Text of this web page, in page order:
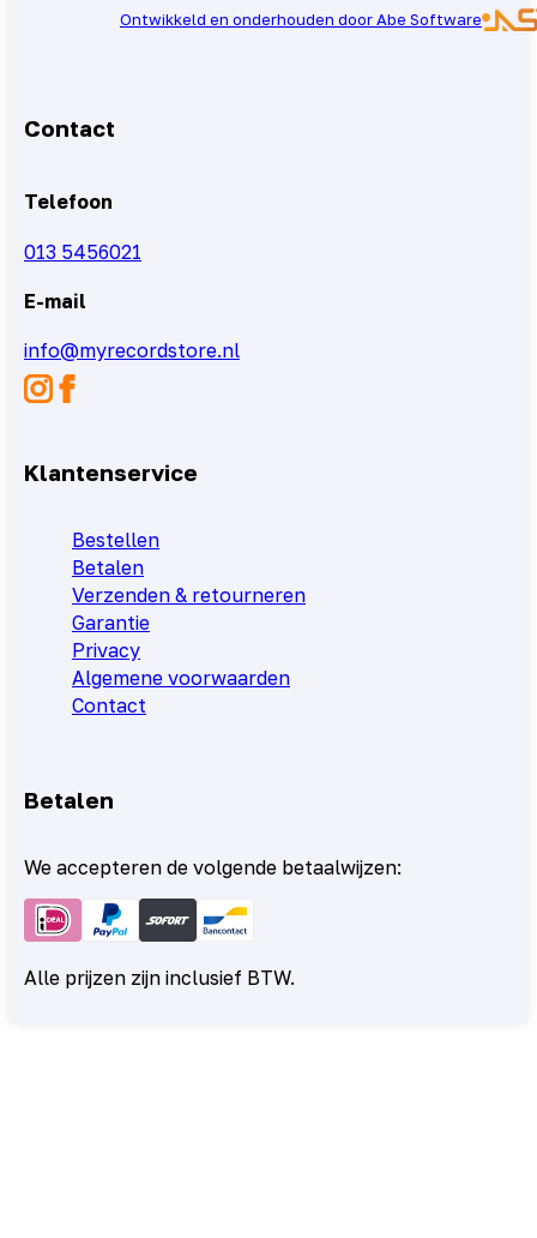
Ontwikkeld en onderhouden door Abe Software
Contact
Telefoon
013 5456021
E-mail
info@myrecordstore.nl
Klantenservice
Bestellen
Betalen
Verzenden & retourneren
Garantie
Privacy
Algemene voorwaarden
Contact
Betalen
We accepteren de volgende betaalwijzen:
Alle prijzen zijn inclusief BTW.